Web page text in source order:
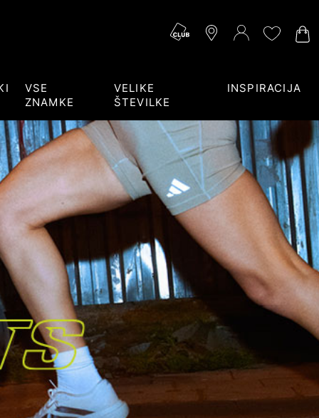
VSE
ZNAMKE
VELIKE
ŠTEVILKE
INSPIRACIJA